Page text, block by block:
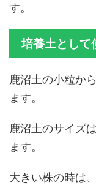
す。
培養土として
鹿沼土の小粒か
ます。
鹿沼土のサイズ
ます。
大きい株の時は